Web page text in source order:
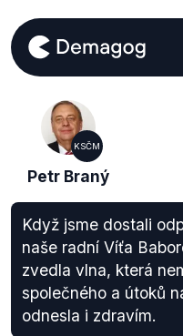
KSČM
Petr Braný
Když jsme dostali
naše radní Víťa
zvedla vlna, která
společného a útoků
odnesla i zdravím.